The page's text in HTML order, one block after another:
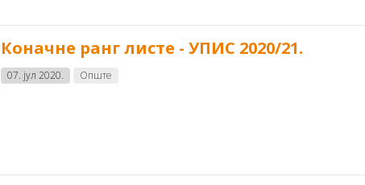
Коначне ранг листе - УПИС 2020/21.
07. јул 2020. Опште